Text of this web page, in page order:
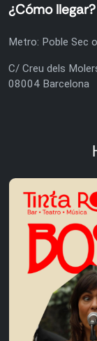
¿Cómo llegar?
Metro: Poble Sec
C/ Creu dels
08004 Barcelona